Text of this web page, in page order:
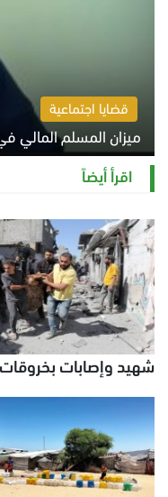
قضايا اجتماعية
ميزان المسلم المالي
السبت 8 أغسطس 2026 11:21 ص
اقرأ أيضاً
شهيد وإصابات بخروقات